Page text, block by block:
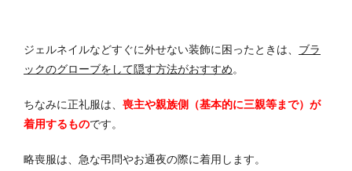
ジェルネイルなどすぐに外せない装飾に困ったときは、 ブラ
ックのグローブをして隠す方法がおすすめ。
ちなみに正礼服は、 喪主や親族側（基本的に三親等まで）が
着用するものです。
略喪服は、急な弔問やお通夜の際に着用します。